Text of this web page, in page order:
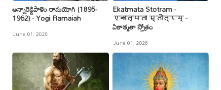
అన్నారెడ్డిపాళెం రామయోగి (1895-
1962) - Yogi Ramaiah
June 01, 2026
Ekatmata Stotram -
एकात्मता स्तोत्रम् -
ఏకాత్మతా స్తోత్రం
June 01, 2026